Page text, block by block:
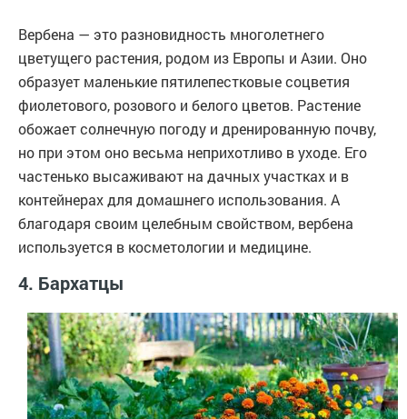
Вербена — это разновидность многолетнего
цветущего растения, родом из Европы и Азии. Оно
образует маленькие пятилепестковые соцветия
фиолетового, розового и белого цветов. Растение
обожает солнечную погоду и дренированную почву,
но при этом оно весьма неприхотливо в уходе. Его
частенько высаживают на дачных участках и в
контейнерах для домашнего использования. А
благодаря своим целебным свойством, вербена
используется в косметологии и медицине.
4. Бархатцы